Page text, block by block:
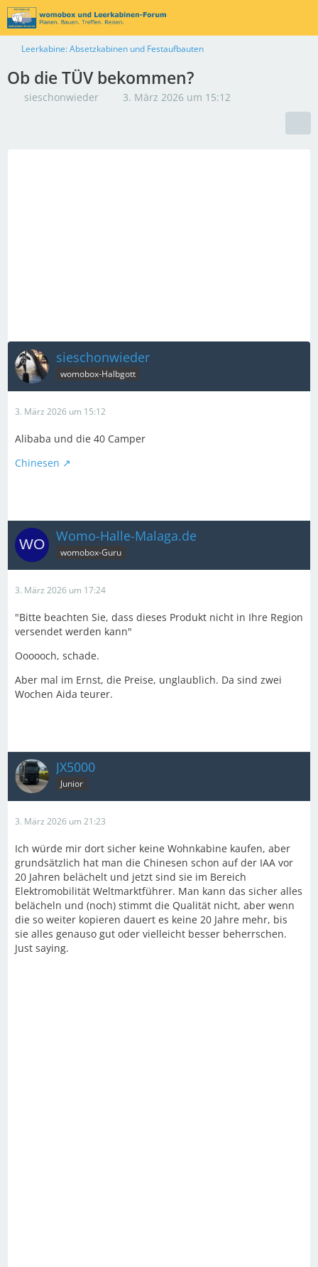
Leerkabine: Absetzkabinen und Festaufbauten
Ob die TÜV bekommen?
sieschonwieder 3. März 2026 um 15:12
sieschonwieder
womobox-Halbgott
3. März 2026 um 15:12
Alibaba und die 40 Camper
Chinesen
Womo-Halle-Malaga.de
womobox-Guru
3. März 2026 um 17:24
"Bitte beachten Sie, dass dieses Produkt nicht in Ihre Region
versendet werden kann"
Oooooch, schade.
Aber mal im Ernst, die Preise, unglaublich. Da sind zwei
Wochen Aida teurer.
JX5000
Junior
3. März 2026 um 21:23
Ich würde mir dort sicher keine Wohnkabine kaufen, aber
grundsätzlich hat man die Chinesen schon auf der IAA vor
20 Jahren belächelt und jetzt sind sie im Bereich
Elektromobilität Weltmarktführer. Man kann das sicher alles
belächeln und (noch) stimmt die Qualität nicht, aber wenn
die so weiter kopieren dauert es keine 20 Jahre mehr, bis
sie alles genauso gut oder vielleicht besser beherrschen.
Just saying.